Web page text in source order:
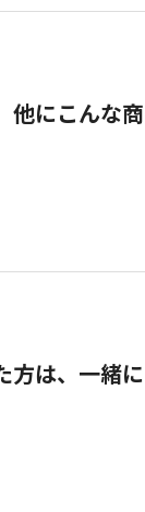
他にこんな
は、一緒